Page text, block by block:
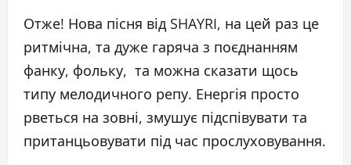
Отже! Нова пісня від SHAYRI, на цей раз це
ритмічна, та дуже гаряча з поєднанням
фанку, фольку, та можна сказати щось
типу мелодичного репу. Енергія просто
рветься на зовні, змушує підспівувати та
пританцьовувати під час прослуховування.